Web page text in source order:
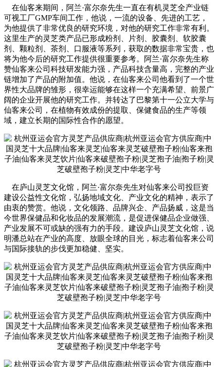
在仙客来期间，阿兰·富尔奈先生一直在有机灵芝全产业链
可视工厂GMP车间工作，他说，一流的设备、先进的工艺，
为他提供了非常优良的研究环境，对他的研究工作非常有利。
这里生产的灵芝类产品已形成粉剂、片剂、胶囊剂、软胶囊
剂、颗粒剂、茶剂、口服液等系列，获取的数据非常宝贵，也
将为他今后的研究工作提供很重要参考。阿兰·富尔奈先生称
赞仙客来公司科技研发能力强，产品科技含量高，完整的产业
链增加了产品的附加值。他说，在仙客来公司他看到了一个世
界性大品牌的雏形，很幸运能够在这样一个充满希望、前景广
阔的企业开展他的研究工作。并转达了巴黎第十一公立大学与
仙客来公司，在植物有效成份的提取、保健食品的生产等领
域，建立长期的国际性合作的愿望。
在庐山灵芝文化馆，阿兰·富尔奈先生对仙客来公司投巨资
建设公益性文化馆，弘扬地域文化、产业文化的精神，表示了
由衷的赞赏。他说，文化领路、品牌兴企、产品扬威，这是当
今世界保健品和化妆品的发展潮流，是促进保健品企业做强、
产业发展不可或缺的强有力的手段。建设庐山灵芝文化馆，说
明潘总站在产业的高度、放眼全球的目光，标志着仙客来公司
与国际接轨的步伐更加稳健、坚实。